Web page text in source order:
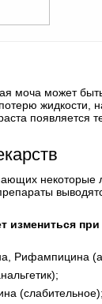
моча может
жидкости,
появляется
некоторые
измениться
Рифампицина
(слабительное);